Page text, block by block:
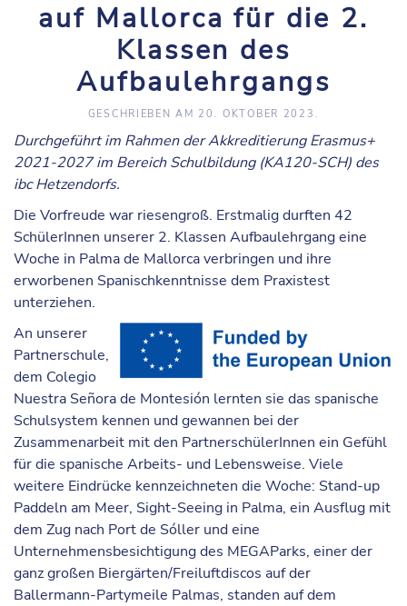
auf Mallorca für die 2.
Klassen des
Aufbaulehrgangs
GESCHRIEBEN AM 20. OKTOBER 2023 .
Durchgeführt im Rahmen der Akkreditierung Erasmus+
2021-2027 im Bereich Schulbildung (KA120-SCH) des
ibc Hetzendorfs.
Die Vorfreude war riesengroß. Erstmalig durften 42
SchülerInnen unserer 2. Klassen Aufbaulehrgang eine
Woche in Palma de Mallorca verbringen und ihre
erworbenen Spanischkenntnisse dem Praxistest
unterziehen.
An unserer
Partnerschule,
dem Colegio
Nuestra Señora de Montesión lernten sie das spanische
Schulsystem kennen und gewannen bei der
Zusammenarbeit mit den PartnerschülerInnen ein Gefühl
für die spanische Arbeits- und Lebensweise. Viele
weitere Eindrücke kennzeichneten die Woche: Stand-up
Paddeln am Meer, Sight-Seeing in Palma, ein Ausflug mit
dem Zug nach Port de Sóller und eine
Unternehmensbesichtigung des MEGAParks, einer der
ganz großen Biergärten/Freiluftdiscos auf der
Ballermann-Partymeile Palmas, standen auf dem